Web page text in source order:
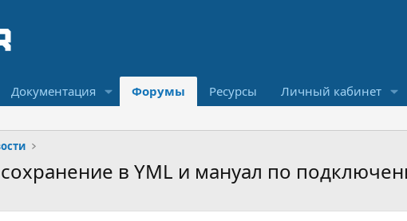
Документация Форумы Ресурсы Личный кабинет
сохранение в YML и мануал по